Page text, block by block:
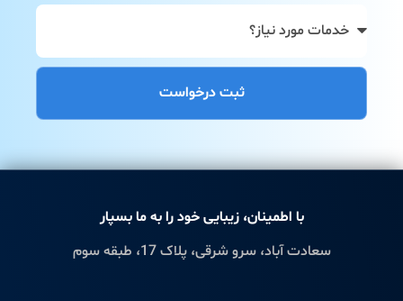
ثبت درخواست
با اطمینان، زیبایی خود را به ما بسپار
سعادت آباد، سرو شرقی، پلاک 17، طبقه سوم